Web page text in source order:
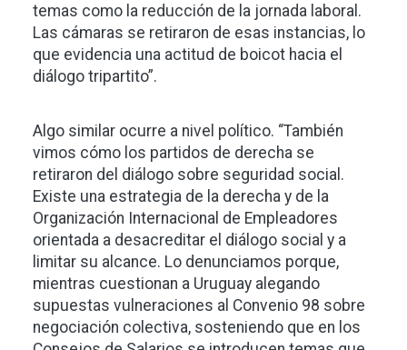
temas como la reducción de la jornada laboral.
Las cámaras se retiraron de esas instancias, lo
que evidencia una actitud de boicot hacia el
diálogo tripartito”.
Algo similar ocurre a nivel político. “También
vimos cómo los partidos de derecha se
retiraron del diálogo sobre seguridad social.
Existe una estrategia de la derecha y de la
Organización Internacional de Empleadores
orientada a desacreditar el diálogo social y a
limitar su alcance. Lo denunciamos porque,
mientras cuestionan a Uruguay alegando
supuestas vulneraciones al Convenio 98 sobre
negociación colectiva, sosteniendo que en los